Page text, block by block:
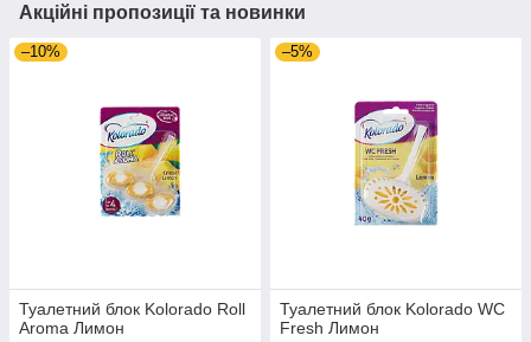
Акційні пропозиції та новинки
–10%
Туалетний блок Kolorado Roll
Aroma Лимон
–5%
Туалетний блок Kolorado WC
Fresh Лимон